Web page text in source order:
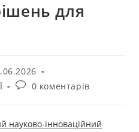
для
0 коментарів
науково-інноваційний